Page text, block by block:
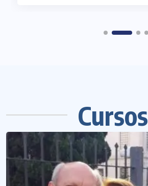
Cursos